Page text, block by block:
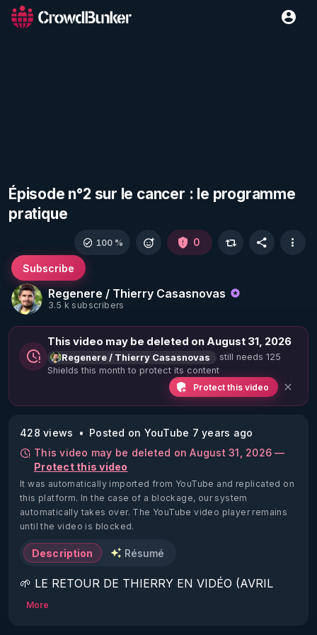
Épisode n°2 sur le cancer : le programme
pratique
Regenere / Thierry Casasnovas
3.5 k subscribers
Subscribe
100 % 0
This video may be deleted on August 31, 2026
Regenere / Thierry Casasnovas
still needs 125
Shields this month to protect its content
Protect this video
428 views
Posted on YouTube 7 years ago
This video may be deleted on August 31, 2026 —
Protect this video
It was automatically imported from YouTube and replicated on
this platform. In the case of a blockage, our system
automatically takes over. The YouTube video player remains
until the video is blocked.
Description Résumé
🌱 LE RETOUR DE THIERRY EN VIDÉO (AVRIL
2022)!
More